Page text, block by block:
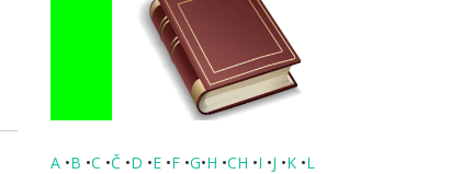
A •B •C •Č •D •E •F •G•H •CH •I •J •K •L